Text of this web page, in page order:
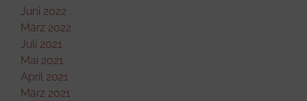
Juni 2022
März 2022
Juli 2021
Mai 2021
April 2021
März 2021